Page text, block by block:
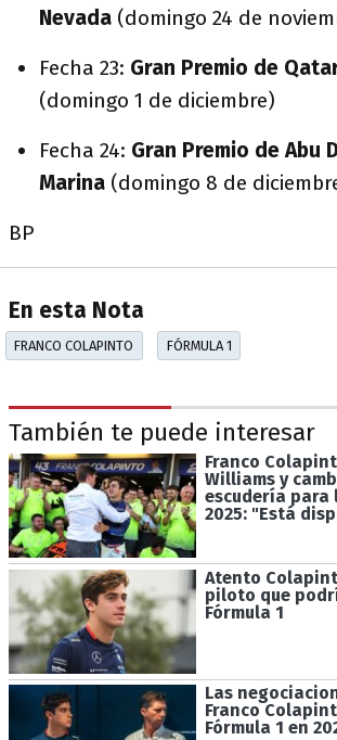
Nevada (domingo 24 de
Fecha 23: Gran Premio de
(domingo 1 de diciembre)
Fecha 24: Gran Premio de Abu
Marina (domingo 8 de
BP
En esta Nota
FRANCO COLAPINTO FÓRMULA 1
También te puede interesar
Franco
Williams y
escudería para
2025: "Está
Atento
piloto que
Fórmula 1
Las
Franco
Fórmula 1 en